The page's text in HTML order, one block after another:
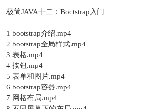
极简JAVA十二：Bootstrap入门
1 bootstrap介绍.mp4
2 bootstrap全局样式.mp4
3 表格.mp4
4 按钮.mp4
5 表单和图片.mp4
6 bootstrap容器.mp4
7 网格布局.mp4